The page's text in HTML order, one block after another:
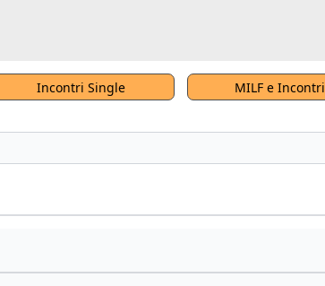
Incontri Single MILF e Incontri